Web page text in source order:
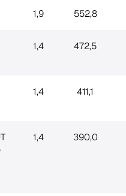
1,9 552,8
1,4 472,5
1,4 411,1
1,4 390,0